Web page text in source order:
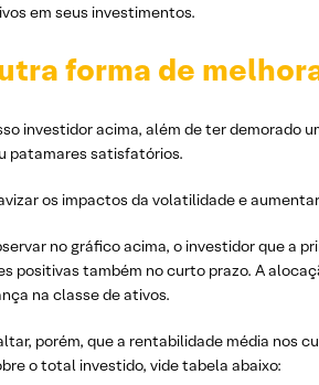
em seus investimentos.
forma de
investidor acima, além de ter demorado
patamares satisfatórios.
os impactos da volatilidade e
no gráfico acima, o investidor que a
positivas também no curto prazo. A
na classe de ativos.
porém, que a rentabilidade média nos
o total investido, vide tabela abaixo: